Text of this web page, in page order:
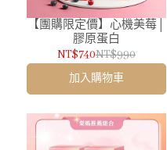
【團購限定價】心機美莓│
膠原蛋白
NT$740NT$990
加入購物車